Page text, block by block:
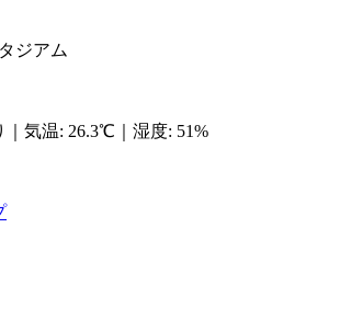
ジアム
気温: 26.3℃ 湿度: 51%